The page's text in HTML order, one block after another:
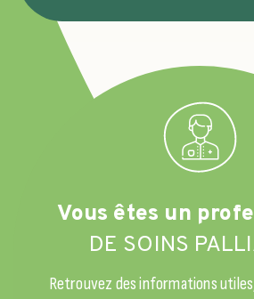
Vous êtes un
DE SOINS
Retrouvez des informations